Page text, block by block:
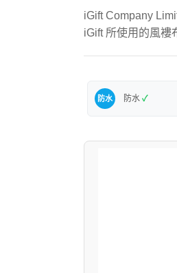
iGift Company
iGift 所使用的風褸
防水 防水 ✓